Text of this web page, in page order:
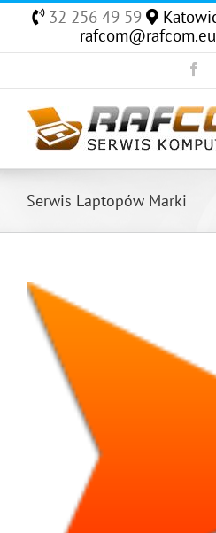
content
32 256 49 59
rafcom@rafcom.eu
Serwis Laptopów Marki